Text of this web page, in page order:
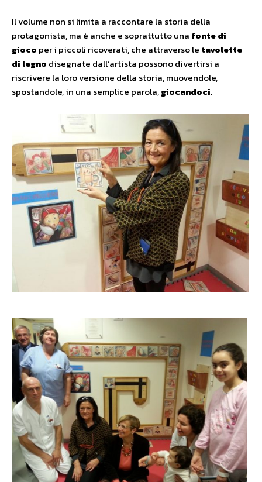
Il volume non si limita a raccontare la storia della
protagonista, ma è anche e soprattutto una fonte di
gioco per i piccoli ricoverati, che attraverso le tavolette
di legno disegnate dall’artista possono divertirsi a
riscrivere la loro versione della storia, muovendole,
spostandole, in una semplice parola,giocandoci.